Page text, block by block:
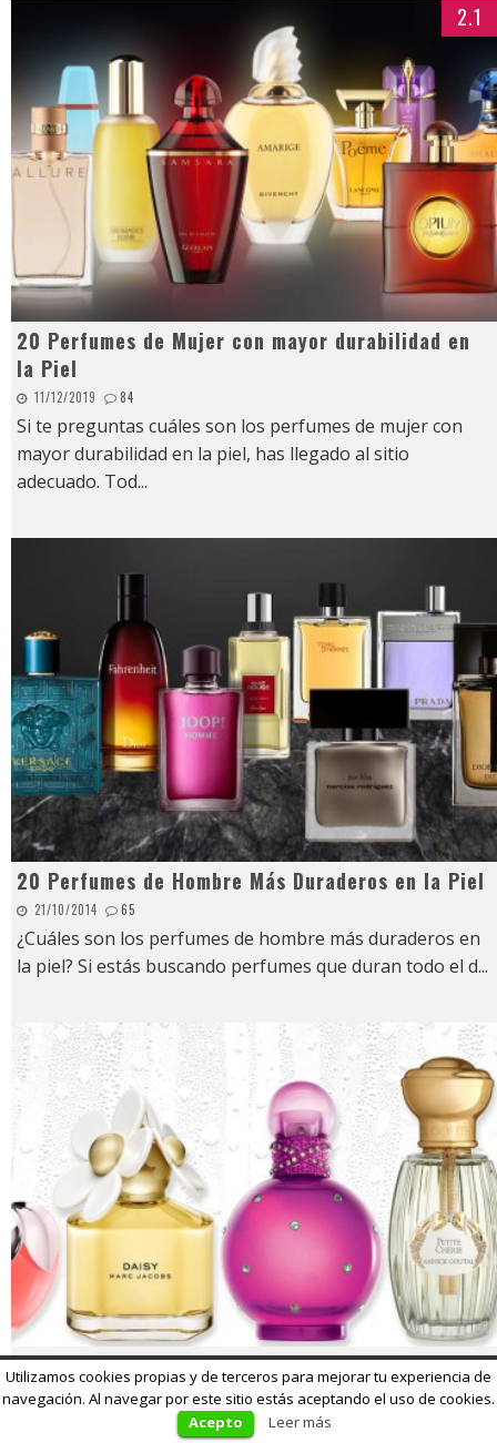
2.1
20 Perfumes de Mujer con mayor durabilidad en
la Piel
11/12/2019 84
Si te preguntas cuáles son los perfumes de mujer con
mayor durabilidad en la piel, has llegado al sitio
adecuado. Tod...
20 Perfumes de Hombre Más Duraderos en la Piel
21/10/2014 65
¿Cuáles son los perfumes de hombre más duraderos en
la piel? Si estás buscando perfumes que duran todo el d...
10 Perfumes para chicas adolescentes y mujeres
jóvenes
Utilizamos cookies propias y de terceros para mejorar tu experiencia de
navegación. Al navegar por este sitio estás aceptando el uso de cookies.
Acepto
Leer más